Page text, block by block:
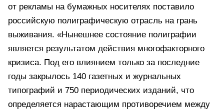
от рекламы на бумажных носителях поставило
российскую полиграфическую отрасль на грань
выживания. «Нынешнее состояние полиграфии
является результатом действия многофакторного
кризиса. Под его влиянием только за последние
годы закрылось 140 газетных и журнальных
типографий и 750 периодических изданий, что
определяется нарастающим противоречием между